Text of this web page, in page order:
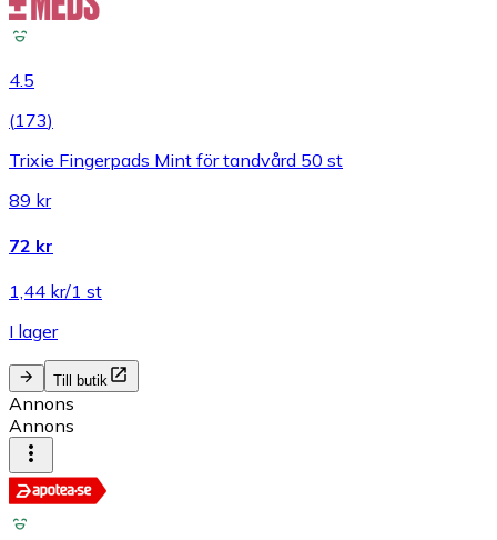
4.5
(173)
Trixie Fingerpads Mint för tandvård 50 st
89 kr
72 kr
1,44 kr/1 st
I lager
Till butik
Annons
Annons